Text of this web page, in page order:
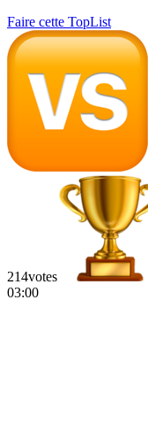
Faire cette TopList
214votes
03:00